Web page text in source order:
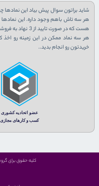
شاید براتون سوال پیش بیاد این نمادها
هر سه تاش باهم وجود داره. این نمادها
هر سه نماد ممکن در این زمینه رو
خریدتون رو انجام بدید..
کلیه حقوق برای